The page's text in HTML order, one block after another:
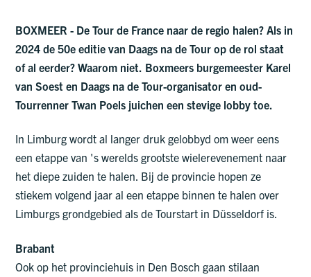
BOXMEER - De Tour de France naar de regio halen? Als in
2024 de 50e editie van Daags na de Tour op de rol staat
of al eerder? Waarom niet. Boxmeers burgemeester Karel
van Soest en Daags na de Tour-organisator en oud-
Tourrenner Twan Poels juichen een stevige lobby toe.
In Limburg wordt al langer druk gelobbyd om weer eens
een etappe van 's werelds grootste wielerevenement naar
het diepe zuiden te halen. Bij de provincie hopen ze
stiekem volgend jaar al een etappe binnen te halen over
Limburgs grondgebied als de Tourstart in Düsseldorf is.
Brabant
Ook op het provinciehuis in Den Bosch gaan stilaan